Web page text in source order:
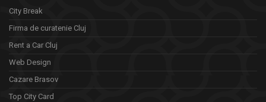
City Break
Firma de curatenie Cluj
Rent a Car Cluj
Web Design
Cazare Brasov
Top City Card